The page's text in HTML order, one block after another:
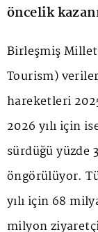
öncelik
Birleşmiş
Tourism)
hareketleri
2026 yılı için
sürdüğü yüzde
öngörülüyor.
yılı için 68
milyon